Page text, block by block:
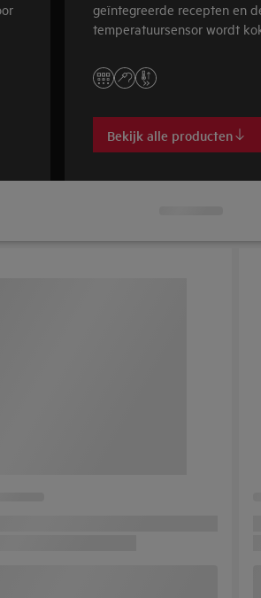
geïntegreerde recepten en
temperatuursensor wordt
pyrolysereiniging voor
indeling.
Bekijk alle producten